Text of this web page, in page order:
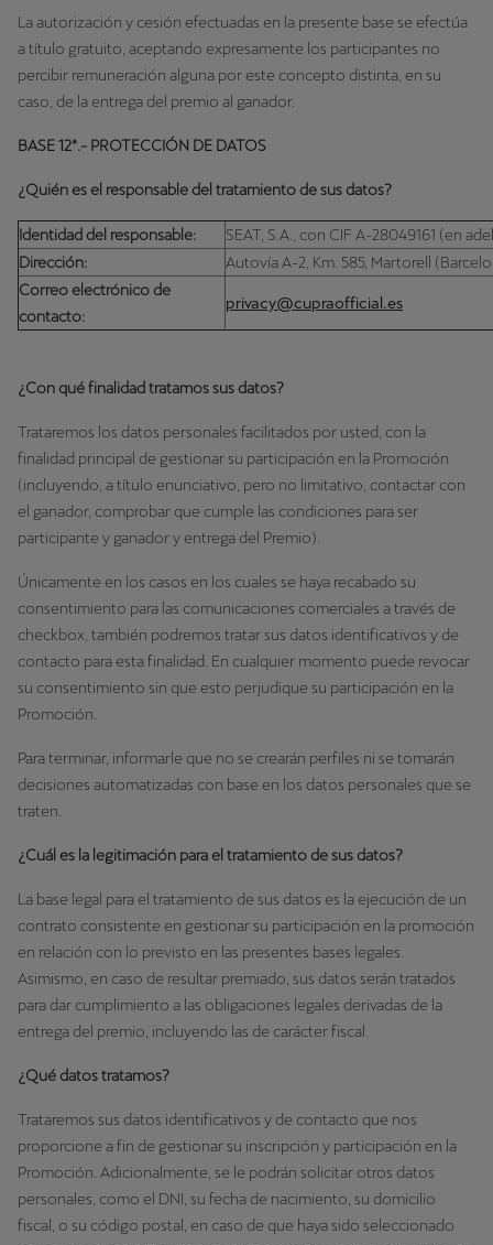
La autorización y cesión efectuadas en la presente base se efectúa
a título gratuito, aceptando expresamente los participantes no
percibir remuneración alguna por este concepto distinta, en su
caso, de la entrega del premio al ganador.
BASE 12ª.- PROTECCIÓN DE DATOS
¿Quién es el responsable del tratamiento de sus datos?
Identidad del responsable:
SEAT, S.A., con CIF A-28049161 (en
Dirección:
Autovía A-2, Km. 585, Martorell
Correo electrónico de
contacto:
privacy@cupraofficial.es
¿Con qué finalidad tratamos sus datos?
Trataremos los datos personales facilitados por usted, con la
finalidad principal de gestionar su participación en la Promoción
(incluyendo, a título enunciativo, pero no limitativo, contactar con
el ganador, comprobar que cumple las condiciones para ser
participante y ganador y entrega del Premio).
Únicamente en los casos en los cuales se haya recabado su
consentimiento para las comunicaciones comerciales a través de
checkbox, también podremos tratar sus datos identificativos y de
contacto para esta finalidad. En cualquier momento puede revocar
su consentimiento sin que esto perjudique su participación en la
Promoción.
Para terminar, informarle que no se crearán perfiles ni se tomarán
decisiones automatizadas con base en los datos personales que se
traten.
¿Cuál es la legitimación para el tratamiento de sus datos?
La base legal para el tratamiento de sus datos es la ejecución de un
contrato consistente en gestionar su participación en la promoción
en relación con lo previsto en las presentes bases legales.
Asimismo, en caso de resultar premiado, sus datos serán tratados
para dar cumplimiento a las obligaciones legales derivadas de la
entrega del premio, incluyendo las de carácter fiscal.
¿Qué datos tratamos?
Trataremos sus datos identificativos y de contacto que nos
proporcione a fin de gestionar su inscripción y participación en la
Promoción. Adicionalmente, se le podrán solicitar otros datos
personales, como el DNI, su fecha de nacimiento, su domicilio
fiscal, o su código postal, en caso de que haya sido seleccionado